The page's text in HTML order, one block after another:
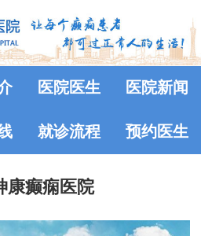
医院医生 医院新闻
就诊流程 预约医生
康癫痫医院